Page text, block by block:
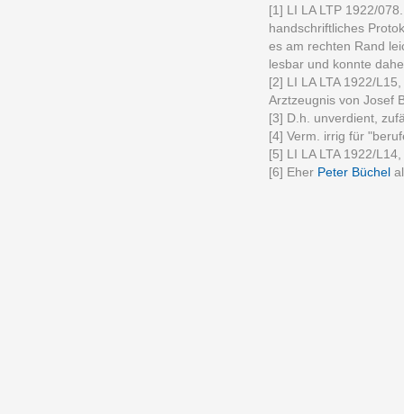
[1] LI LA LTP 1922/
handschriftliches
es am rechten Rand
lesbar und konnte
[2] LI LA LTA 1922/
Arztzeugnis von Josef
[3] D.h. unverdient,
[4] Verm. irrig für
[5] LI LA LTA 1922/
[6] Eher Peter Büchel